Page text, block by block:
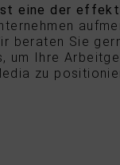
eine der
beraten Sie
um Ihre
zu